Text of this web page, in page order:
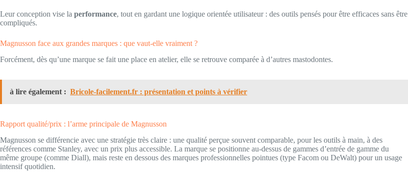
Leur conception vise la performance, tout en gardant une logique orientée utilisateur : des outils pensés pour être efficaces sans être
compliqués.
Magnusson face aux grandes marques : que vaut-elle vraiment ?
Forcément, dès qu’une marque se fait une place en atelier, elle se retrouve comparée à d’autres mastodontes.
à lire également : Bricole-facilement.fr : présentation et points à vérifier
Rapport qualité/prix : l’arme principale de Magnusson
Magnusson se différencie avec une stratégie très claire : une qualité perçue souvent comparable, pour les outils à main, à des
références comme Stanley, avec un prix plus accessible. La marque se positionne au-dessus de gammes d’entrée de gamme du
même groupe (comme Diall), mais reste en dessous des marques professionnelles pointues (type Facom ou DeWalt) pour un usage
intensif quotidien.